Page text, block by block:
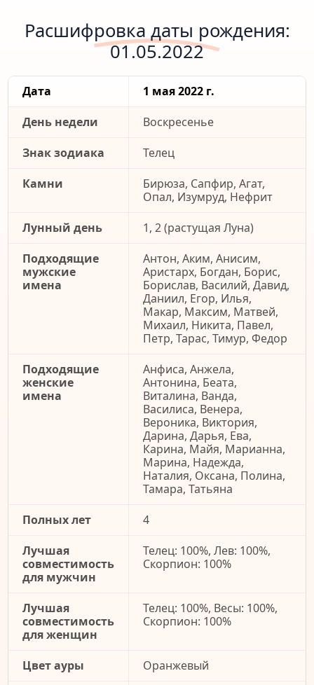
Расшифровка даты рождения:
01.05.2022
Дата
1 мая 2022 г.
День недели
Воскресенье
Знак зодиака
Телец
Камни
Бирюза, Сапфир, Агат,
Опал, Изумруд, Нефрит
Лунный день
1, 2 (растущая Луна)
Подходящие
мужские
имена
Антон, Аким, Анисим,
Аристарх, Богдан, Борис,
Борислав, Василий, Давид,
Даниил, Егор, Илья,
Макар, Максим, Матвей,
Михаил, Никита, Павел,
Петр, Тарас, Тимур, Федор
Подходящие
женские
имена
Анфиса, Анжела,
Антонина, Беата,
Виталина, Ванда,
Василиса, Венера,
Вероника, Виктория,
Дарина, Дарья, Ева,
Карина, Майя, Марианна,
Марина, Надежда,
Наталия, Оксана, Полина,
Тамара, Татьяна
Полных лет
4
Лучшая
совместимость
для мужчин
Телец: 100%, Лев: 100%,
Скорпион: 100%
Лучшая
совместимость
для женщин
Телец: 100%, Весы: 100%,
Скорпион: 100%
Цвет ауры
Оранжевый